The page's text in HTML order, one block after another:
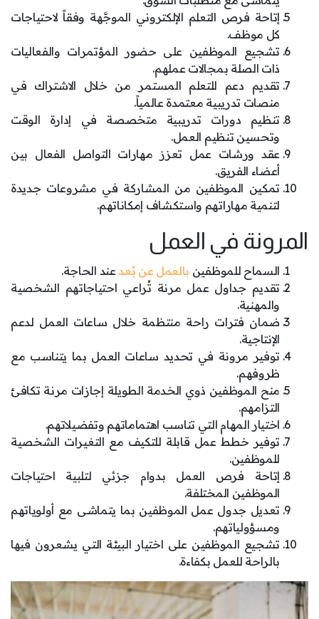
إتاحة فرص التعلم الإلكتروني الموجَّهة وفقاً لاحتياجات
كل موظف.
تشجيع الموظفين على حضور المؤتمرات والفعاليات
ذات الصلة بمجالات عملهم.
تقديم دعم للتعلم المستمر من خلال الاشتراك في
منصات تدريبية معتمدة عالمياً.
تنظيم دورات تدريبية متخصصة في إدارة الوقت
وتحسين تنظيم العمل.
عقد ورشات عمل تعزز مهارات التواصل الفعال بين
أعضاء الفريق.
تمكين الموظفين من المشاركة في مشروعات جديدة
لتنمية مهاراتهم واستكشاف إمكاناتهم.
المرونة في العمل
السماح للموظفين بالعمل عن بُعدعند الحاجة.
تقديم جداول عمل مرنة تُراعي احتياجاتهم الشخصية
والمهنية.
ضمان فترات راحة منتظمة خلال ساعات العمل لدعم
الإنتاجية.
توفير مرونة في تحديد ساعات العمل بما يتناسب مع
ظروفهم.
منح الموظفين ذوي الخدمة الطويلة إجازات مرنة تكافئ
التزامهم.
اختيار المهام التي تناسب اهتماماتهم وتفضيلاتهم.
توفير خطط عمل قابلة للتكيف مع التغيرات الشخصية
للموظفين.
إتاحة فرص العمل بدوام جزئي لتلبية احتياجات
الموظفين المختلفة.
تعديل جدول عمل الموظفين بما يتماشى مع أولوياتهم
ومسؤولياتهم.
تشجيع الموظفين على اختيار البيئة التي يشعرون فيها
بالراحة للعمل بكفاءة.